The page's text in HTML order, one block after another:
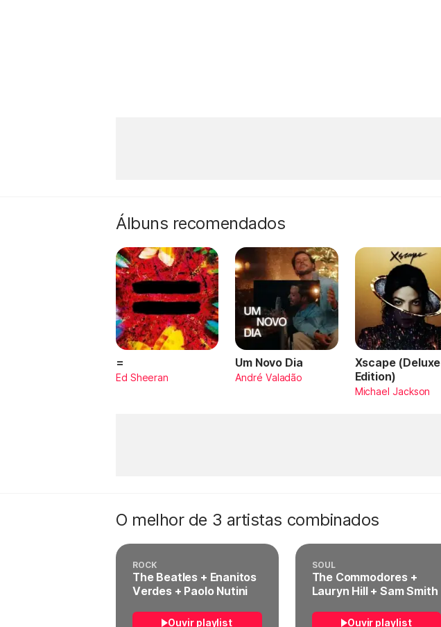
Álbuns recomendados
=
Ed Sheeran
Um Novo Dia
André Valadão
Xscape (Deluxe
Edition)
Michael Jackson
O melhor de 3 artistas combinados
ROCK
The Beatles + Enanitos
Verdes + Paolo Nutini
Ouvir playlist
SOUL
The Commodores +
Lauryn Hill + Sam Smith
Ouvir playlist